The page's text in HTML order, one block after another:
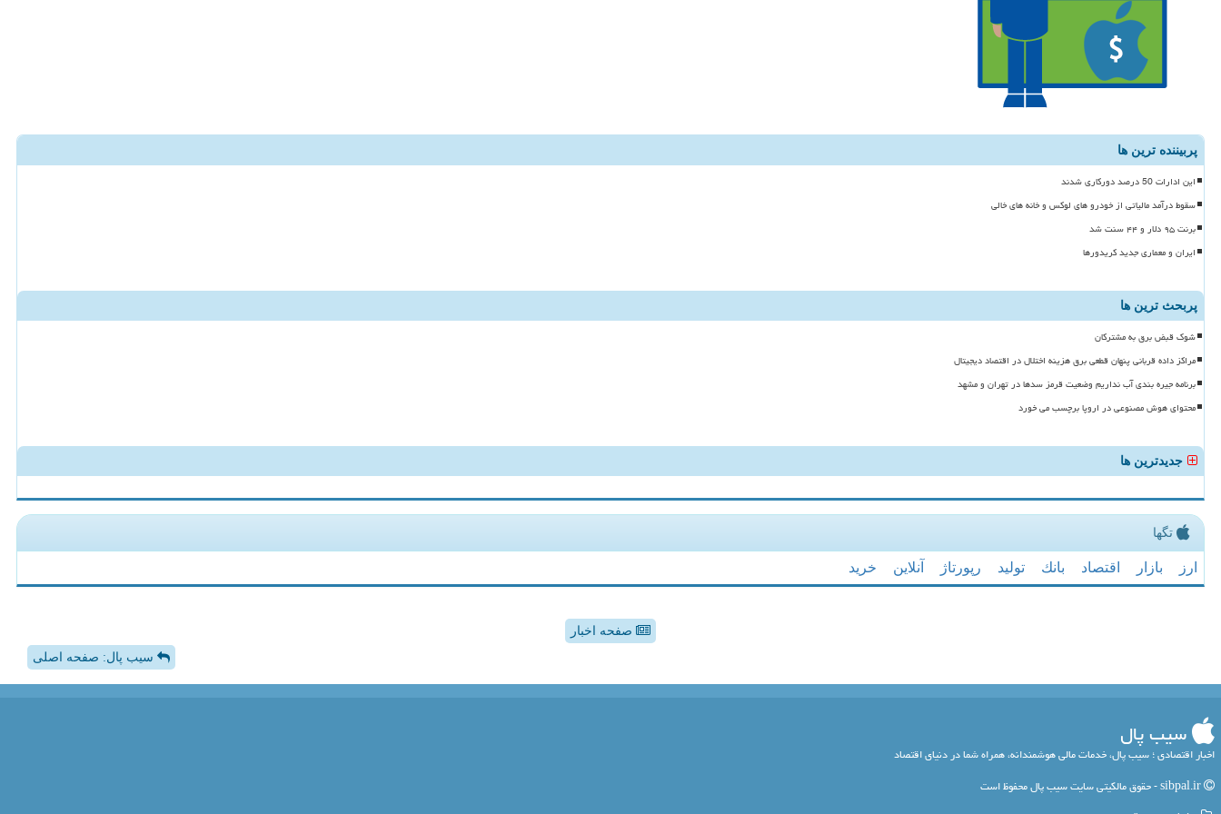
پربیننده ترین ها
این ادارات 50 درصد دورکاری شدند
سقوط درآمد مالیاتی از خودرو های لوکس و خانه های خالی
برنت ۹۵ دلار و ۴۴ سنت شد
ایران و معماری جدید کریدورها
پربحث ترین ها
شوک قبض برق به مشترکان
مراکز داده قربانی پنهان قطعی برق هزینه اختلال در اقتصاد دیجیتال
برنامه جیره بندی آب نداریم وضعیت قرمز سدها در تهران و مشهد
محتوای هوش مصنوعی در اروپا برچسب می خورد
جدیدترین ها
تگها
ارز بازار اقتصاد بانك تولید رپورتاژ آنلاین خرید
صفحه اخبار
سیب پال: صفحه اصلی
سیب پال
اخبار اقتصادی ؛ سیب پال، خدمات مالی هوشمندانه، همراه شما در دنیای اقتصاد